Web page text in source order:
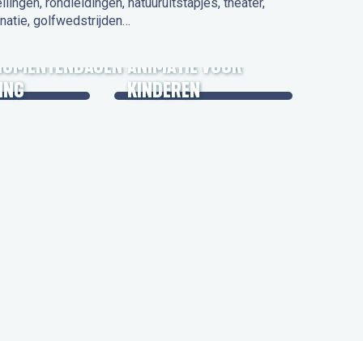
golfwedstrijden…
ANIMATIE VOOR
KINDEREN